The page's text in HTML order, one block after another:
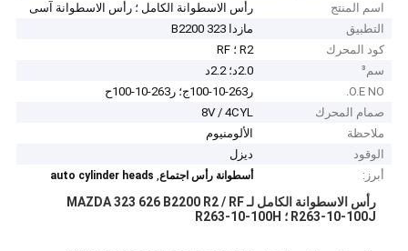
اسم المنتج
رأس الاسطوانة الكامل ؛ رأس الاسطوانة آسى
التطبيق
مازدا 323 B2200
كود المحرك
R2 ؛ RF
سم³
2.0د؛ 2.2د
O.E NO.
ر263-10-100ج؛ ر263-10-100ح
صمام المحرك
8V / 4CYL
ملاحظة
الألومنيوم
الوقود
ديزل
أبرز:
أسطوانة رأس اجتماع,
auto cylinder heads
رأس الاسطوانة الكامل لـ MAZDA 323 626 B2200 R2 / RF
R263-10-100J ؛ R263-10-100H